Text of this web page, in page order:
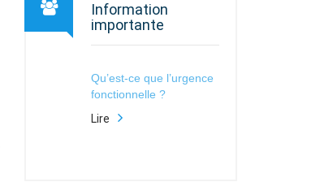
Information
importante
Qu’est-ce que l’urgence
fonctionnelle ?
Lire